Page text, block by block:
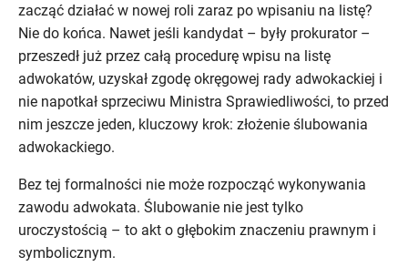
zacząć działać w nowej roli zaraz po wpisaniu na listę?
Nie do końca. Nawet jeśli kandydat – były prokurator –
przeszedł już przez całą procedurę wpisu na listę
adwokatów, uzyskał zgodę okręgowej rady adwokackiej i
nie napotkał sprzeciwu Ministra Sprawiedliwości, to przed
nim jeszcze jeden, kluczowy krok: złożenie ślubowania
adwokackiego.
Bez tej formalności nie może rozpocząć wykonywania
zawodu adwokata. Ślubowanie nie jest tylko
uroczystością – to akt o głębokim znaczeniu prawnym i
symbolicznym.